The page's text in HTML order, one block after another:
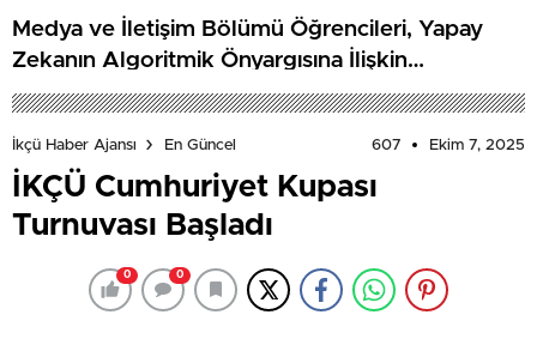
Medya ve İletişim Bölümü Öğrencileri, Yapay
Zekanın Algoritmik Önyargısına İlişkin
Farkındalık Düzeylerini Araştıracak
İkçü Haber Ajansı En Güncel 607 Ekim 7, 2025
İKÇÜ Cumhuriyet Kupası
Turnuvası Başladı
0 0